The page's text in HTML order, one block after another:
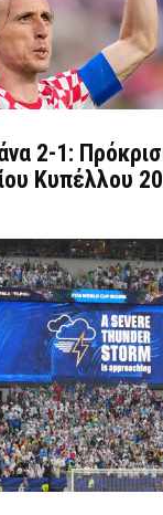
2-1:
Κυπέλλου